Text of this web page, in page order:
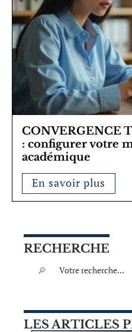
CONVERGENCE
: configurer votre
académique
En savoir plus
RECHERCHE
LES ARTICLES